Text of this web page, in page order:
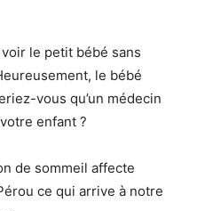
voir le petit bébé sans
le bébé
vous qu’un médecin
enfant ?
de sommeil affecte
ce qui arrive à notre